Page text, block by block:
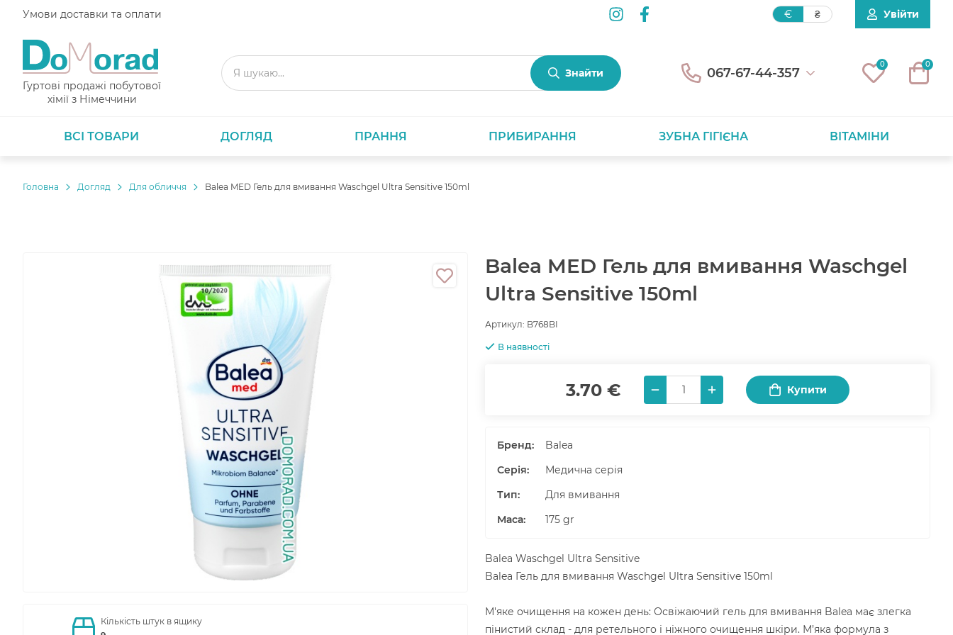
Умови доставки та оплати € ₴ Увійти
Гуртові продажі побутової
хімії з Німеччини
Знайти 067-67-44-357
0 0
ВСІ ТОВАРИ ДОГЛЯД ПРАННЯ ПРИБИРАННЯ ЗУБНА ГІГІЄНА ВІТАМІНИ
Головнa Догляд Для обличчя Balea MED Гель для вмивання Waschgel Ultra Sensitive 150ml
Кількість штук в ящику
Balea MED Гель для вмивання Waschgel
Ultra Sensitive 150ml
Артикул: B768BI
В наявності
3.70 € Купити
Бренд:
Balea
Серія:
Медична серія
Тип:
Для вмивання
Маса: 175 gr
Balea Waschgel Ultra Sensitive
Balea Гель для вмивання Waschgel Ultra Sensitive 150ml
М'яке очищення на кожен день: Освіжаючий гель для вмивання Balea має злегка
пінистий склад - для ретельного і ніжного очищення шкіри. М’яка формула з